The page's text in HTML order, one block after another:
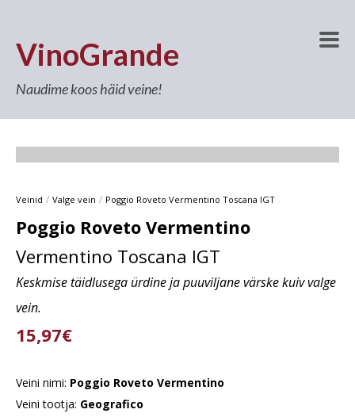
VinoGrande
Naudime koos häid veine!
Veinid / Valge vein / Poggio Roveto Vermentino Toscana IGT
Poggio Roveto Vermentino
Vermentino Toscana IGT
Keskmise täidlusega ürdine ja puuviljane värske kuiv valge
vein.
15,97€
Veini nimi: Poggio Roveto Vermentino
Veini tootja: Geografico